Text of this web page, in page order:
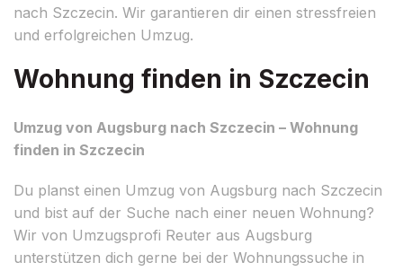
nach Szczecin. Wir garantieren dir einen stressfreien
und erfolgreichen Umzug.
Wohnung finden in Szczecin
Umzug von Augsburg nach Szczecin – Wohnung
finden in Szczecin
Du planst einen Umzug von Augsburg nach Szczecin
und bist auf der Suche nach einer neuen Wohnung?
Wir von Umzugsprofi Reuter aus Augsburg
unterstützen dich gerne bei der Wohnungssuche in